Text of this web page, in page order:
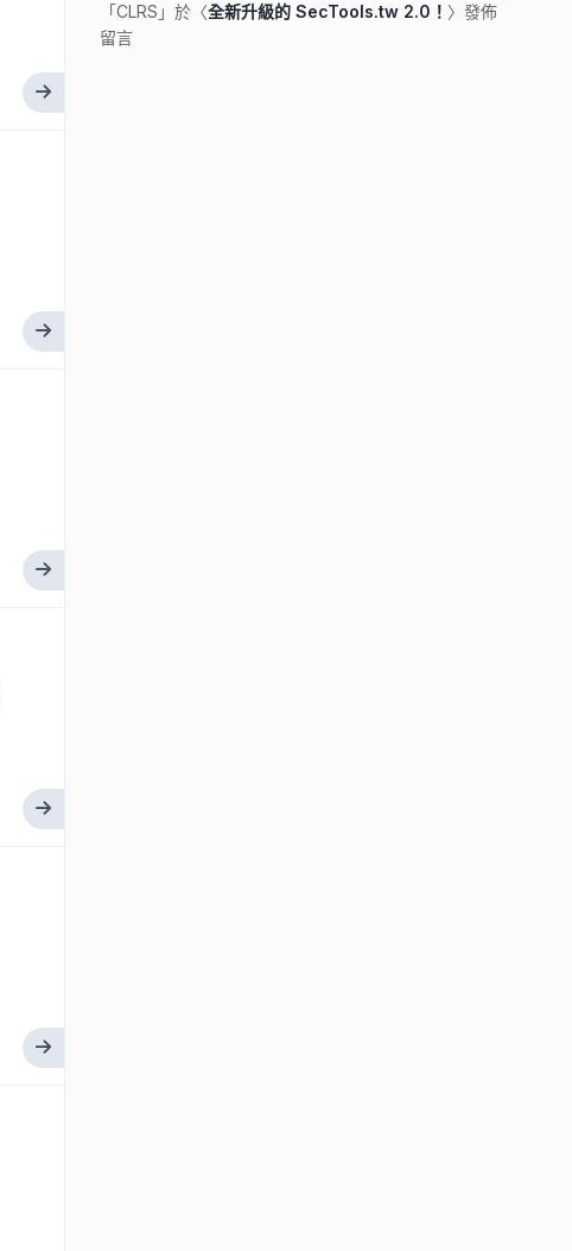
「CLRS 」於〈全新升級的 SecTools.tw 2.0！ 〉發佈
留言